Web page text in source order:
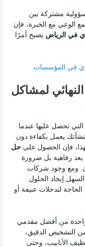
مشتركة بين
الوعي مع الخبرة، فإن
في الرياض يصبح أمرًا
في المؤسسات
لمشاكل
تحصل عليها عندما
يعمل بكفاءة دون
فإن الحصول علىحل
يعد رفاهية بل ضرورة
ومع وجود شركات
إيجاد الحلول
لتدخلات عنيفة أو
من أفضل مقدمي
التشخيص الدقيق،
الأنابيب، وحتى